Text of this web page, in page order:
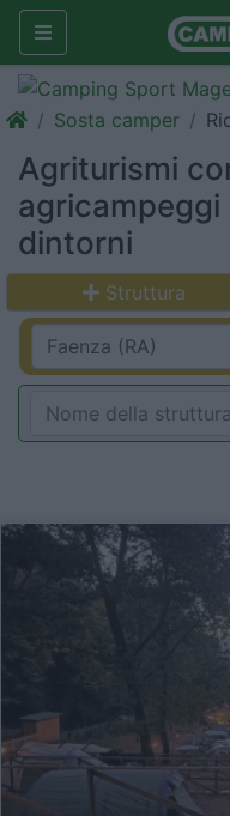
Sosta camper
Agriturismi
agricampeggi
dintorni
Struttura